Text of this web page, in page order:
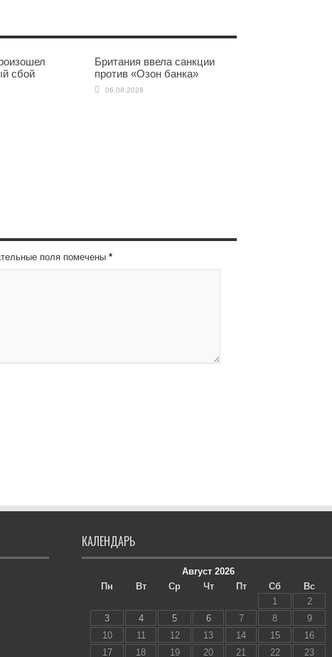
сбой
Британия ввела санкции
против «Озон банка»
06.08.2026
поля помечены *
КАЛЕНДАРЬ
Август 2026
Пн
Вт Ср Чт Пт Сб
Вс
1
2
3
4 5 6 7 8
9
10
11 12 13 14 15
16
17
18 19 20 21 22 23